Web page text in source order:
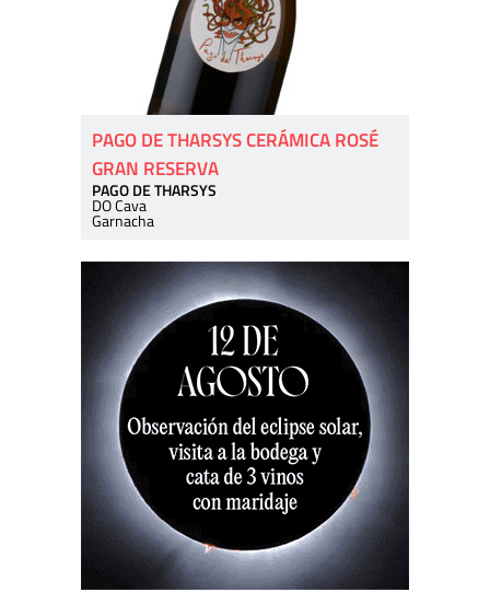
PAGO DE THARSYS CERÁMICA ROSÉ
GRAN RESERVA
PAGO DE THARSYS
DO Cava
Garnacha